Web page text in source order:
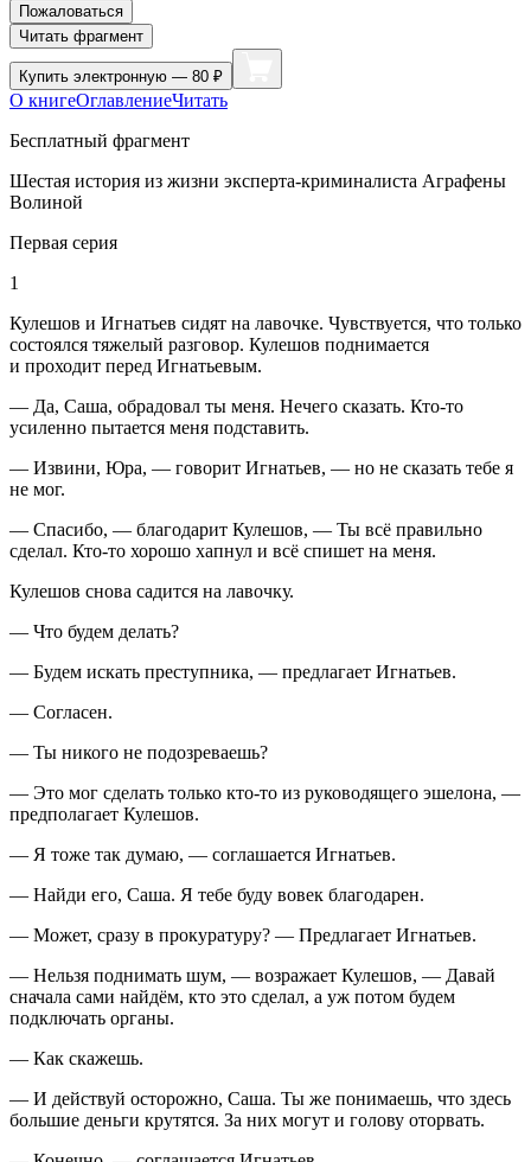
Пожаловаться
Читать фрагмент
Купить электронную — 80 ₽
О книгеОглавлениеЧитать
Бесплатный фрагмент
Шестая история из жизни эксперта-криминалиста Аграфены
Волиной
Первая серия
1
Кулешов и Игнатьев сидят на лавочке. Чувствуется, что только
состоялся тяжелый разговор. Кулешов поднимается
и проходит перед Игнатьевым.
— Да, Саша, обрадовал ты меня. Нечего сказать. Кто-то
усиленно пытается меня подставить.
— Извини, Юра, — говорит Игнатьев, — но не сказать тебе я
не мог.
— Спасибо, — благодарит Кулешов, — Ты всё правильно
сделал. Кто-то хорошо хапнул и всё спишет на меня.
Кулешов снова садится на лавочку.
— Что будем делать?
— Будем искать преступника, — предлагает Игнатьев.
— Согласен.
— Ты никого не подозреваешь?
— Это мог сделать только кто-то из руководящего эшелона, —
предполагает Кулешов.
— Я тоже так думаю, — соглашается Игнатьев.
— Найди его, Саша. Я тебе буду вовек благодарен.
— Может, сразу в прокуратуру? — Предлагает Игнатьев.
— Нельзя поднимать шум, — возражает Кулешов, — Давай
сначала сами найдём, кто это сделал, а уж потом будем
подключать органы.
— Как скажешь.
— И действуй осторожно, Саша. Ты же понимаешь, что здесь
большие деньги крутятся. За них могут и голову оторвать.